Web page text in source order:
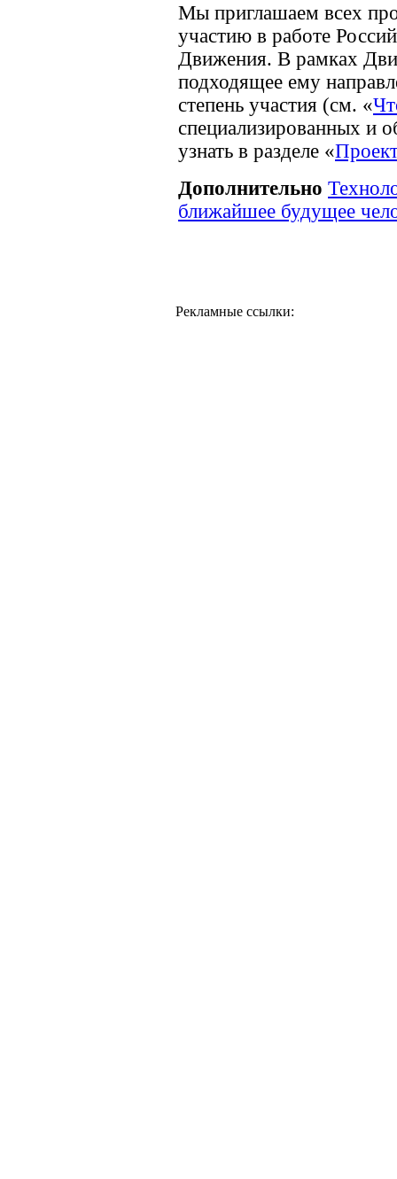
Мы приглашаем всех
участию в работе
Движения. В рамках
подходящее ему
степень участия (см. «
специализированных и
узнать в разделе «
Дополнительно
ближайшее будущее
Рекламные ссылки: